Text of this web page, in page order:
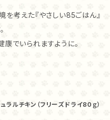
を考えた『やさしい85ごはん』
でいられますように。
ラルチキン（フリーズドライ80ｇ）